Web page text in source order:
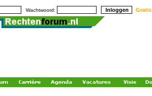
Wachtwoord: